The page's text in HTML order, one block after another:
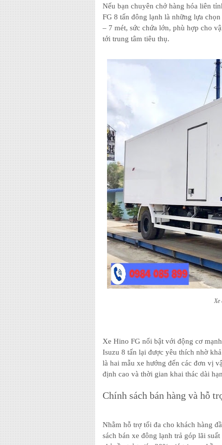
Nếu bạn chuyên chở hàng hóa liên
FG 8 tấn đông lạnh là những lựa
– 7 mét, sức chứa lớn, phù hợp cho
tới trung tâm tiêu thụ.
Xe Hino FG nổi bật với động cơ
Isuzu 8 tấn lại được yêu thích nhờ
là hai mẫu xe hướng đến các đơn vị
định cao và thời gian khai thác dài
Chính sách bán hàng và hỗ
Nhằm hỗ trợ tối đa cho khách hàng
sách bán xe đông lạnh trả góp lãi